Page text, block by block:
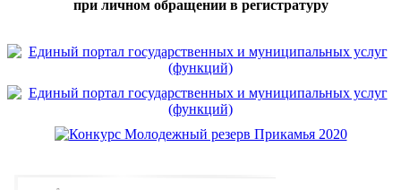
при личном обращении в регистратуру